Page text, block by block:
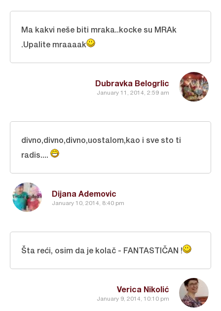
Dubravka Belogrlic
January 11, 2014, 2:59 am
Ma kakvi neše biti mraka..kocke su MRAk
.Upalite mraaaak
Dijana Ademovic
January 10, 2014, 8:40 pm
divno,divno,divno,uostalom,kao i sve sto ti
radis....
Verica Nikolić
January 9, 2014, 10:10 pm
Šta reći, osim da je kolač - FANTASTIČAN !